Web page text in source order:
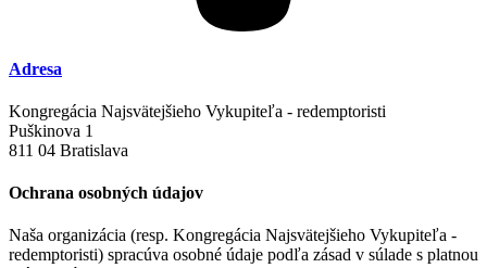
Adresa
Kongregácia Najsvätejšieho Vykupiteľa - redemptoristi
Puškinova 1
811 04 Bratislava
Ochrana osobných údajov
Naša organizácia (resp. Kongregácia Najsvätejšieho Vykupiteľa -
redemptoristi) spracúva osobné údaje podľa zásad v súlade s platnou